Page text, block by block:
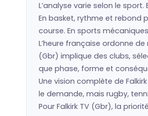
L’analyse varie selon le
En basket, rythme et rebond
course. En sports
L’heure française ordonne
(Gbr) implique des clubs,
que phase, forme et
Une vision complète de
le demande, mais rugby,
Pour Falkirk TV (Gbr), la